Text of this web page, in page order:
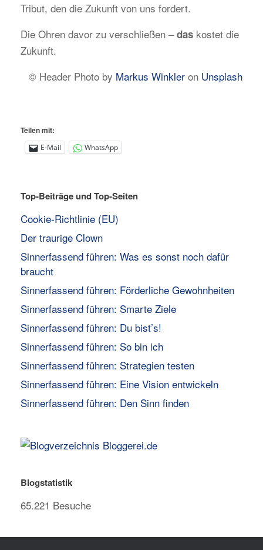
Tribut, den die Zukunft von uns fordert.
Die Ohren davor zu verschließen –das kostet die
Zukunft.
© Header Photo by Markus Winkler on Unsplash
Teilen mit:
E-Mail WhatsApp
Top-Beiträge und Top-Seiten
Cookie-Richtlinie (EU)
Der traurige Clown
Sinnerfassend führen: Was es sonst noch dafür
braucht
Sinnerfassend führen: Förderliche Gewohnheiten
Sinnerfassend führen: Smarte Ziele
Sinnerfassend führen: Du bist’s!
Sinnerfassend führen: So bin ich
Sinnerfassend führen: Strategien testen
Sinnerfassend führen: Eine Vision entwickeln
Sinnerfassend führen: Den Sinn finden
Blogstatistik
65.221 Besuche